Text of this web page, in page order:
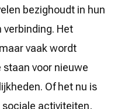
bezighoudt in hun
Het
vaak wordt
voor nieuwe
Of het nu is
activiteiten,